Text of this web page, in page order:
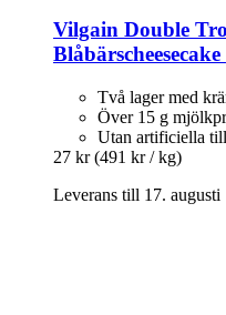
Vilgain Double
Två lager med
Över 15 g
Utan artificiella
27 kr (491 kr / kg)
Leverans till 17. augusti